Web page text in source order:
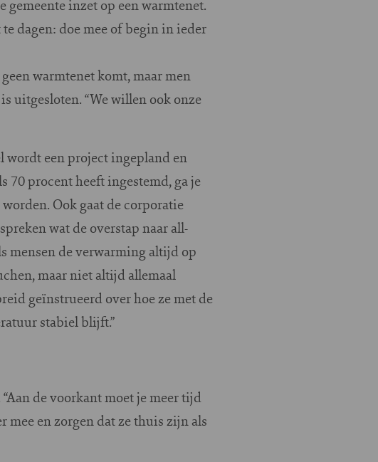
gemeente inzet op een warmtenet.
dagen: doe mee of begin in ieder
warmtenet komt, maar men
uitgesloten. “We willen ook onze
wordt een project ingepland en
70 procent heeft ingestemd, ga je
Ook gaat de corporatie
wat de overstap naar all-
mensen de verwarming altijd op
maar niet altijd allemaal
geïnstrueerd over hoe ze met de
stabiel blijft.”
de voorkant moet je meer tijd
mee en zorgen dat ze thuis zijn als